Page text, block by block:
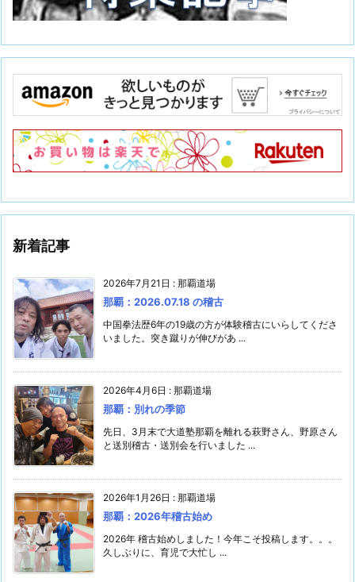
新着記事
2026年7月21日 : 那覇道場
那覇：2026.07.18 の稽古
中国拳法歴6年の19歳の方が体験稽古にいらしてくださ
いました。突き蹴りが伸びがあ ...
2026年4月6日 : 那覇道場
那覇：別れの季節
先日、3月末で大道塾那覇を離れる萩野さん、野原さん
と送別稽古・送別会を行いました ...
2026年1月26日 : 那覇道場
那覇：2026年稽古始め
2026年 稽古始めしました！今年こそ投稿します。。。
久しぶりに、育児で大忙し ...